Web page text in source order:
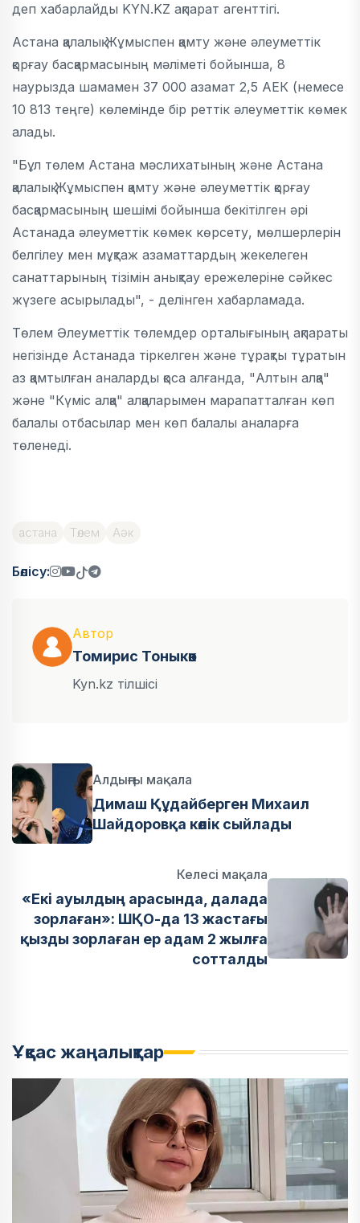
деп хабарлайды KYN.KZ ақпарат агенттігі.
Астана қалалық Жұмыспен қамту және әлеуметтік
қорғау басқармасының мәліметі бойынша, 8
наурызда шамамен 37 000 азамат 2,5 АЕК (немесе
10 813 теңге) көлемінде бір реттік әлеуметтік көмек
алады.
"Бұл төлем Астана мәслихатының және Астана
қалалық Жұмыспен қамту және әлеуметтік қорғау
басқармасының шешімі бойынша бекітілген әрі
Астанада әлеуметтік көмек көрсету, мөлшерлерін
белгілеу мен мұқтаж азаматтардың жекелеген
санаттарының тізімін анықтау ережелеріне сәйкес
жүзеге асырылады", - делінген хабарламада.
Төлем Әлеуметтік төлемдер орталығының ақпараты
негізінде Астанада тіркелген және тұрақты тұратын
аз қамтылған аналарды қоса алғанда, "Алтын алқа"
және "Күміс алқа" алқаларымен марапатталған көп
балалы отбасылар мен көп балалы аналарға
төленеді.
астана Төлем Аәк
Бөлісу:
Автор
Томирис Тоныкөк
Kyn.kz тілшісі
Алдыңғы мақала
Димаш Құдайберген Михаил
Шайдоровқа көлік сыйлады
Келесі мақала
«Екі ауылдың арасында, далада
зорлаған»: ШҚО-да 13 жастағы
қызды зорлаған ер адам 2 жылға
сотталды
Ұқсас жаңалықтар